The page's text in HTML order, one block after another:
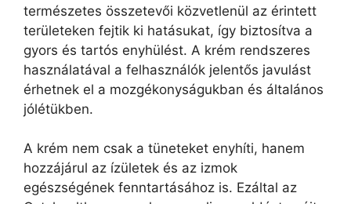
természetes összetevői közvetlenül az érintett
területeken fejtik ki hatásukat, így biztosítva a
gyors és tartós enyhülést. A krém rendszeres
használatával a felhasználók jelentős javulást
érhetnek el a mozgékonyságukban és általános
jólétükben.
A krém nem csak a tüneteket enyhíti, hanem
hozzájárul az ízületek és az izmok
egészségének fenntartásához is. Ezáltal az